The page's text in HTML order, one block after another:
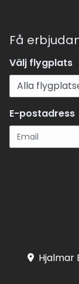
Få
Välj flygplats
E-postadress
Hjalmar